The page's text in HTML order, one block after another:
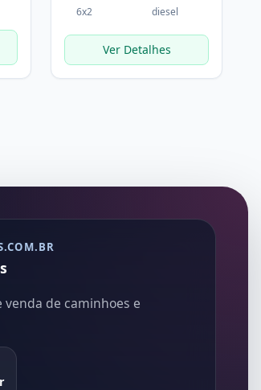
6x2
diesel
Ver Detalhes
de caminhoes e